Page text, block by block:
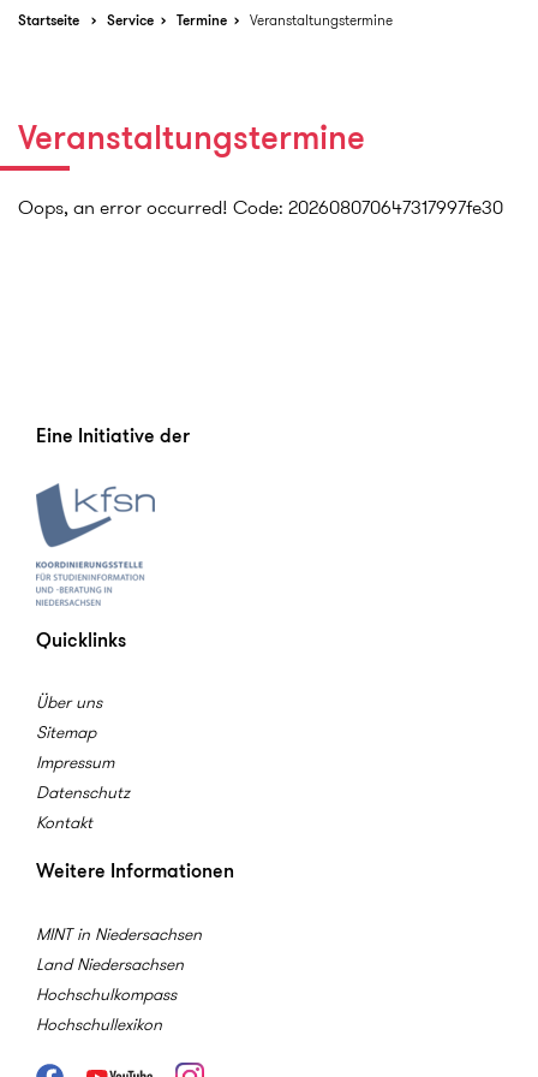
Startseite Service Termine Veranstaltungstermine
Veranstaltungstermine
Oops, an error occurred! Code: 202608070647317997fe30
Eine Initiative der
Quicklinks
Über uns
Sitemap
Impressum
Datenschutz
Kontakt
Weitere Informationen
MINT in Niedersachsen
Land Niedersachsen
Hochschulkompass
Hochschullexikon